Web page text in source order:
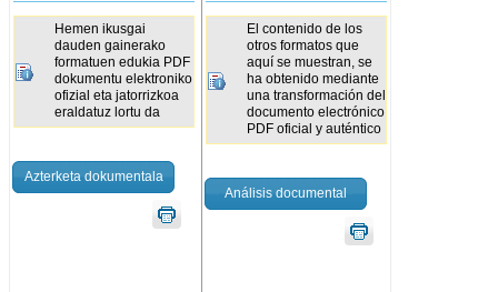
Hemen ikusgai
dauden gainerako
formatuen edukia PDF
dokumentu elektroniko
ofizial eta jatorrizkoa
eraldatuz lortu da
Azterketa dokumentala
El contenido de los
otros formatos que
aquí se muestran, se
ha obtenido mediante
una transformación del
documento electrónico
PDF oficial y auténtico
Análisis documental